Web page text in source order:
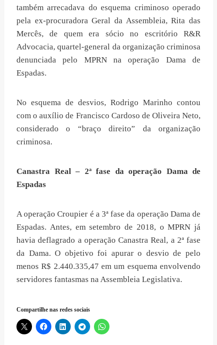
também arrecadava do esquema criminoso operado
pela ex-procuradora Geral da Assembleia, Rita das
Mercês, de quem era sócio no escritório R&R
Advocacia, quartel-general da organização criminosa
denunciada pelo MPRN na operação Dama de
Espadas.
No esquema de desvios, Rodrigo Marinho contou
com o auxílio de Francisco Cardoso de Oliveira Neto,
considerado o “braço direito” da organização
criminosa.
Canastra Real – 2ª fase da operação Dama de
Espadas
A operação Croupier é a 3ª fase da operação Dama de
Espadas. Antes, em setembro de 2018, o MPRN já
havia deflagrado a operação Canastra Real, a 2ª fase
da Dama. O objetivo foi apurar o desvio de pelo
menos R$ 2.440.335,47 em um esquema envolvendo
servidores fantasmas na Assembleia Legislativa.
Compartilhe nas redes sociais